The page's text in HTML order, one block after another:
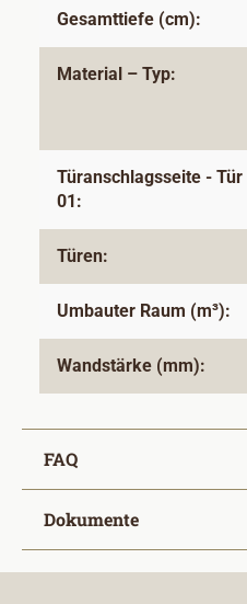
Gesamttiefe (cm):
Material – Typ:
Türanschlagsseite - Tür
01:
Türen:
Umbauter Raum (m³):
Wandstärke (mm):
FAQ
Dokumente